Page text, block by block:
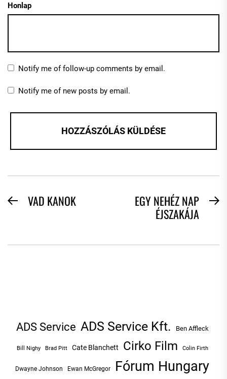
Honlap
Notify me of follow-up comments by email.
Notify me of new posts by email.
BEJEGYZÉS
PreviousVAD KANOK
EGY NEHÉZ NAP
ÉJSZAKÁJA
ADS Service ADS Service Kft. Ben Affleck
Bill Nighy Brad Pitt Cate Blanchett Cirko Film Colin Firth
Dwayne Johnson Ewan McGregor Fórum Hungary